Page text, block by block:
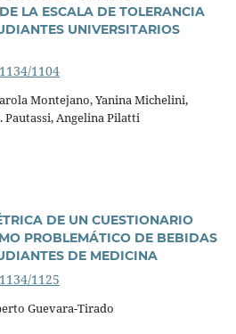
LA ESCALA DE TOLERANCIA
UNIVERSITARIOS
1104
Montejano, Yanina Michelini,
Pautassi, Angelina Pilatti
DE UN CUESTIONARIO
PROBLEMÁTICO DE BEBIDAS
DE MEDICINA
1125
Guevara-Tirado